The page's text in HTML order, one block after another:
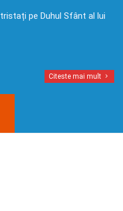
pe Duhul Sfânt al lui
Citeste mai mult